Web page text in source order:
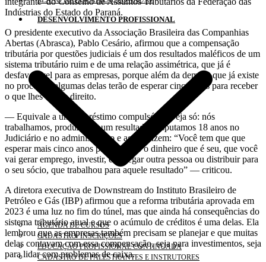
DESENVOLVIMENTO PROFISSIONAL
AGENDA DE CURSOS
CADASTRO/ INSCRIÇÕES
EDUCAÇÃO PROFISSIONAL CONTINUADA
CADASTRO DE PALESTRANTES E INSTRUTORES
Indústrias do Estado do Paraná.
O presidente executivo da Associação Brasileira das Companhias
Abertas (Abrasca), Pablo Cesário, afirmou que a compensação
tributária por questões judiciais é um dos resultados maléficos de um
sistema tributário ruim e de uma relação assimétrica, que já é
desfavorável para as empresas, porque além da demora que já existe
no processo, algumas delas terão de esperar cinco anos para receber
o que lhes era de direito.
— Equivale a um empréstimo compulsório. Veja só: nós
trabalhamos, produzimos um resultado, disputamos 18 anos no
Judiciário e no administrativo e agora dizem: “Você tem que que
esperar mais cinco anos para receber o dinheiro que é seu, que você
vai gerar emprego, investir, empregar outra pessoa ou distribuir para
o seu sócio, que trabalhou para aquele resultado” — criticou.
A diretora executiva de Downstream do Instituto Brasileiro de
Petróleo e Gás (IBP) afirmou que a reforma tributária aprovada em
2023 é uma luz no fim do túnel, mas que ainda há consequências do
sistema tributário atual e que o acúmulo de créditos é uma delas. Ela
lembrou que as empresas também precisam se planejar e que muitas
delas contavam com essa compensação, seja para investimentos, seja
para lidar com problemas de caixa.